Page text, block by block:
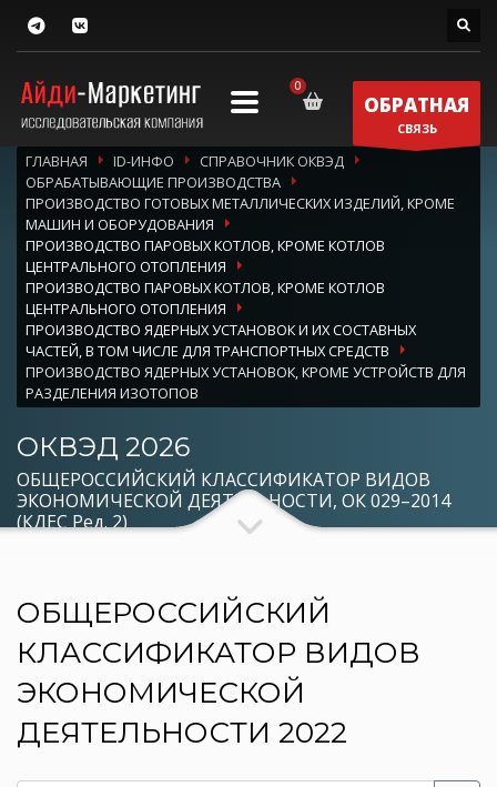
ОБРАТНАЯ
СВЯЗЬ
ГЛАВНАЯ ID-ИНФО
СПРАВОЧНИК ОКВЭД
ОБРАБАТЫВАЮЩИЕ ПРОИЗВОДСТВА
ПРОИЗВОДСТВО ГОТОВЫХ МЕТАЛЛИЧЕСКИХ ИЗДЕЛИЙ, КРОМЕ
МАШИН И ОБОРУДОВАНИЯ
ПРОИЗВОДСТВО ПАРОВЫХ КОТЛОВ, КРОМЕ КОТЛОВ
ЦЕНТРАЛЬНОГО ОТОПЛЕНИЯ
ПРОИЗВОДСТВО ПАРОВЫХ КОТЛОВ, КРОМЕ КОТЛОВ
ЦЕНТРАЛЬНОГО ОТОПЛЕНИЯ
ПРОИЗВОДСТВО ЯДЕРНЫХ УСТАНОВОК И ИХ СОСТАВНЫХ
ЧАСТЕЙ, В ТОМ ЧИСЛЕ ДЛЯ ТРАНСПОРТНЫХ СРЕДСТВ
ПРОИЗВОДСТВО ЯДЕРНЫХ УСТАНОВОК, КРОМЕ УСТРОЙСТВ ДЛЯ
РАЗДЕЛЕНИЯ ИЗОТОПОВ
ОКВЭД 2026
ОБЩЕРОССИЙСКИЙ КЛАССИФИКАТОР ВИДОВ
ЭКОНОМИЧЕСКОЙ ДЕЯТЕЛЬНОСТИ, ОК 029–2014
(КДЕС Ред. 2)
ОБЩЕРОССИЙСКИЙ
КЛАССИФИКАТОР ВИДОВ
ЭКОНОМИЧЕСКОЙ
ДЕЯТЕЛЬНОСТИ 2022